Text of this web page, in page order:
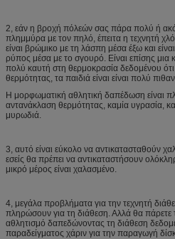
2, εάν η βροχή πόλεών σας πάρα πολύ ή
πλημμύρα με τον πηλό, έπειτα η τεχνητή
είναι βρώμικο με τη λάσπη μέσα έξω και
ρύπος μέσα με το σγουρό. Είναι επίσης μια
πολύ καυτή στη θερμοκρασία δεδομένου ότι
θερμότητας, τα παιδιά είναι είναι πολύ
Η μορφωματική αθλητική δαπέδωση είναι
αντανάκλαση θερμότητας, καμία υγρασία,
μυρωδιά.
3, αυτό είναι εύκολο να αντικατασταθούν
εσείς θα πρέπει να αντικαταστήσουν
μικρό μέρος είναι χαλασμένο.
4, μεγάλα προβλήματα για την τεχνητή
πληρώσουν για τη διάθεση. Αλλά θα
αθλητισμό δαπεδώνοντας τη διάθεση
παραδείγματος χάριν για την παραγωγή